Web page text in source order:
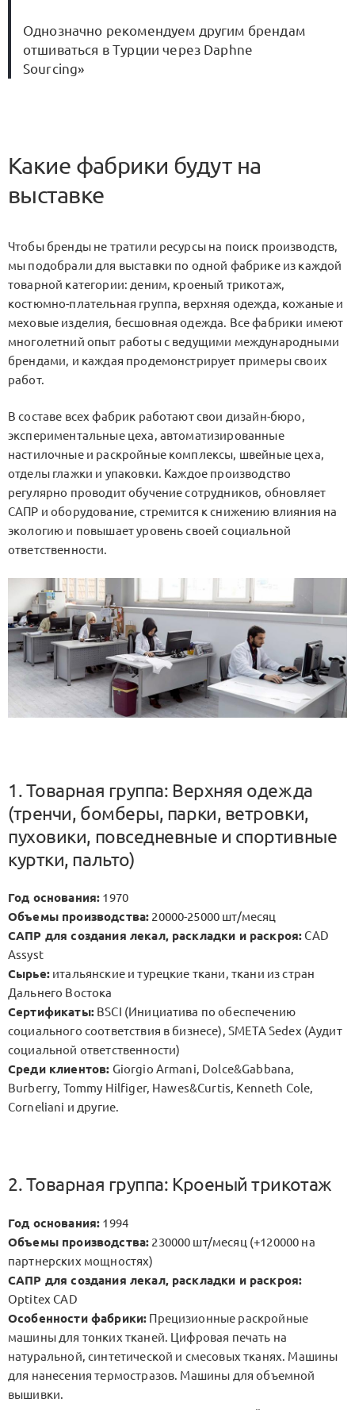
Однозначно рекомендуем другим брендам
отшиваться в Турции через Daphne
Sourcing»
Какие фабрики будут на
выставке
Чтобы бренды не тратили ресурсы на поиск производств,
мы подобрали для выставки по одной фабрике из каждой
товарной категории: деним, кроеный трикотаж,
костюмно-плательная группа, верхняя одежда, кожаные и
меховые изделия, бесшовная одежда. Все фабрики имеют
многолетний опыт работы с ведущими международными
брендами, и каждая продемонстрирует примеры своих
работ.
В составе всех фабрик работают свои дизайн-бюро,
экспериментальные цеха, автоматизированные
настилочные и раскройные комплексы, швейные цеха,
отделы глажки и упаковки. Каждое производство
регулярно проводит обучение сотрудников, обновляет
САПР и оборудование, стремится к снижению влияния на
экологию и повышает уровень своей социальной
ответственности.
1. Товарная группа: Верхняя одежда
(тренчи, бомберы, парки, ветровки,
пуховики, повседневные и спортивные
куртки, пальто)
Год основания: 1970
Объемы производства: 20000-25000 шт/месяц
САПР для создания лекал, раскладки и раскроя: CAD
Assyst
Сырье:итальянские и турецкие ткани, ткани из стран
Дальнего Востока
Сертификаты:BSCI (Инициатива по обеспечению
социального соответствия в бизнесе), SMETA Sedex (Аудит
социальной ответственности)
Среди клиентов: Giorgio Armani, Dolce&Gabbana,
Burberry, Tommy Hilfiger, Hawes&Curtis, Kenneth Cole,
Corneliani и другие.
2. Товарная группа: Кроеный трикотаж
Год основания: 1994
Объемы производства: 230000 шт/месяц (+120000 на
партнерских мощностях)
САПР для создания лекал, раскладки и раскроя:
Optitex CAD
Особенности фабрики: Прецизионные раскройные
машины для тонких тканей. Цифровая печать на
натуральной, синтетической и смесовых тканях. Машины
для нанесения термостразов. Машины для объемной
вышивки.